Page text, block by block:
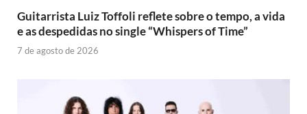
Guitarrista Luiz Toffoli reflete sobre o tempo, a vida
e as despedidas no single “Whispers of Time”
7 de agosto de 2026